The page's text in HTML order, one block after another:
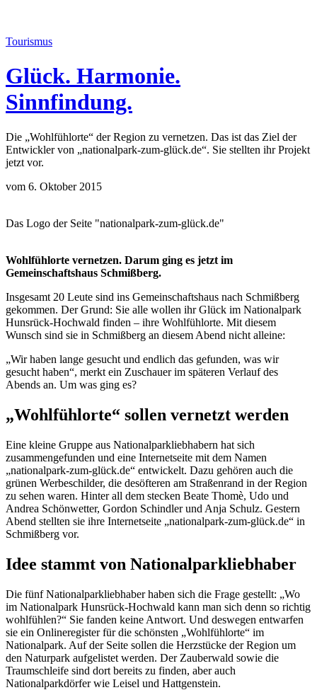
Tourismus
Glück. Harmonie.
Sinnfindung.
Die „Wohlfühlorte“ der Region zu vernetzen. Das ist das Ziel der
Entwickler von „nationalpark-zum-glück.de“. Sie stellten ihr Projekt
jetzt vor.
vom 6. Oktober 2015
Das Logo der Seite "nationalpark-zum-glück.de"
Wohlfühlorte vernetzen. Darum ging es jetzt im
Gemeinschaftshaus Schmißberg.
Insgesamt 20 Leute sind ins Gemeinschaftshaus nach Schmißberg
gekommen. Der Grund: Sie alle wollen ihr Glück im Nationalpark
Hunsrück-Hochwald finden – ihre Wohlfühlorte. Mit diesem
Wunsch sind sie in Schmißberg an diesem Abend nicht alleine:
„Wir haben lange gesucht und endlich das gefunden, was wir
gesucht haben“, merkt ein Zuschauer im späteren Verlauf des
Abends an. Um was ging es?
„Wohlfühlorte“ sollen vernetzt werden
Eine kleine Gruppe aus Nationalparkliebhabern hat sich
zusammengefunden und eine Internetseite mit dem Namen
„nationalpark-zum-glück.de“ entwickelt. Dazu gehören auch die
grünen Werbeschilder, die desöfteren am Straßenrand in der Region
zu sehen waren. Hinter all dem stecken Beate Thomè, Udo und
Andrea Schönwetter, Gordon Schindler und Anja Schulz. Gestern
Abend stellten sie ihre Internetseite „nationalpark-zum-glück.de“ in
Schmißberg vor.
Idee stammt von Nationalparkliebhaber
Die fünf Nationalparkliebhaber haben sich die Frage gestellt: „Wo
im Nationalpark Hunsrück-Hochwald kann man sich denn so richtig
wohlfühlen?“ Sie fanden keine Antwort. Und deswegen entwarfen
sie ein Onlineregister für die schönsten „Wohlfühlorte“ im
Nationalpark. Auf der Seite sollen die Herzstücke der Region um
den Naturpark aufgelistet werden. Der Zauberwald sowie die
Traumschleife sind dort bereits zu finden, aber auch
Nationalparkdörfer wie Leisel und Hattgenstein.